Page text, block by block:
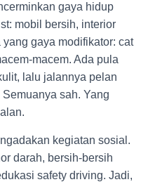
gaya hidup
mobil bersih, interior
gaya modifikator: cat
macem. Ada pula
lalu jalannya pelan
sah. Yang
kegiatan sosial.
darah, bersih-bersih
safety driving. Jadi,